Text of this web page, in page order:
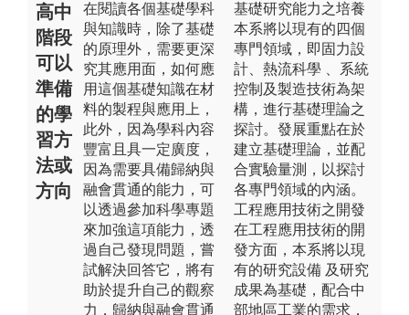
高中
階段
可以
準備
的學
習方
法或
方向
在閱讀各個基礎學科
與知識時，除了基礎
的原理外，需要更深
究其應用面，如何應
用這個基礎知識在材
料的製程與應用上，
此外，因為學科內容
豐富且具一定廣度，
因為需要具備歸納與
融會貫通的能力，可
以透過參加科學專題
來加強這項能力，透
過自己發現問題，嘗
試解決回答它，將有
助於提升自己的觀察
力，歸納與融會貫通
基礎研究能力之培養
本系將以現有的四個
專門領域，即固力設
計、熱流科學 、系統
控制及製造技術為架
構，進行基礎理論之
探討。發展重點在於
建立基礎理論，並配
合實驗量測，以探討
各專門領域的內涵。
工程應用技術之開發
在工程應用技術的開
發方面，本系將以現
有的研究設備 及研究
成果為基礎，配合中
部地區工業的需求，